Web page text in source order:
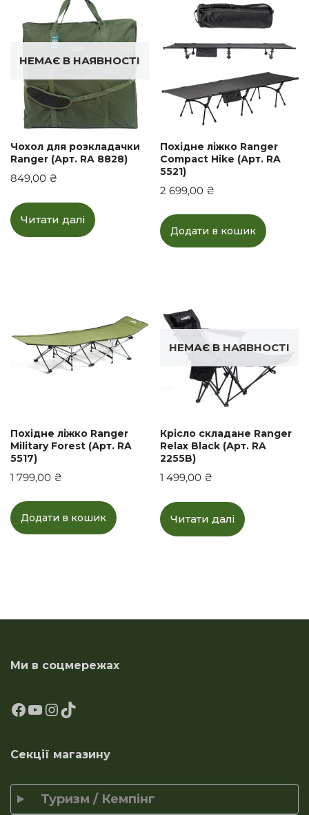
НЕМАЄ В НАЯВНОСТІ
Чохол для розкладачки
Ranger (Арт. RA 8828)
849,00 ₴
Читати далі
Похідне ліжко Ranger
Compact Hike (Арт. RA
5521)
2 699,00 ₴
Додати в кошик
Похідне ліжко Ranger
Military Forest (Арт. RA
5517)
1 799,00 ₴
Додати в кошик
НЕМАЄ В НАЯВНОСТІ
Крісло складане Ranger
Relax Black (Арт. RA
2255B)
1 499,00 ₴
Читати далі
Ми в соцмережах
Секції магазину
Туризм / Кемпінг